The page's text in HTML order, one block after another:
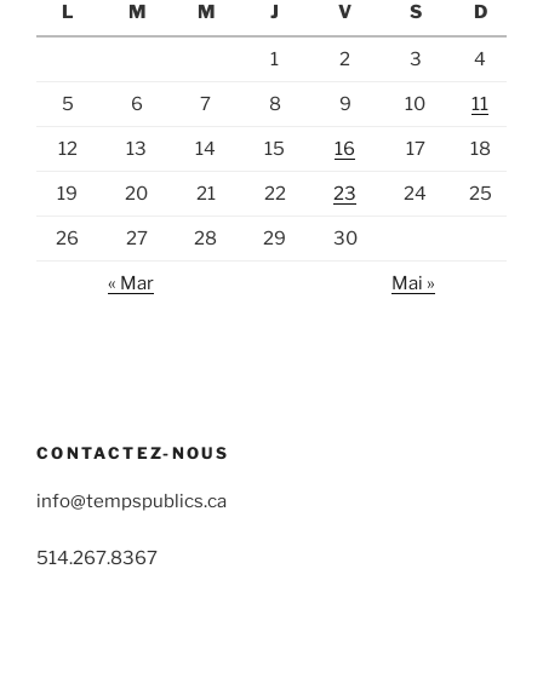
L
M M J V S D
1 2 3 4
5 6 7 8 9 10 11
12 13 14 15 16 17 18
19 20 21 22 23 24 25
26 27 28 29 30
« Mar Mai »
CONTACTEZ-NOUS
info@tempspublics.ca
514.267.8367